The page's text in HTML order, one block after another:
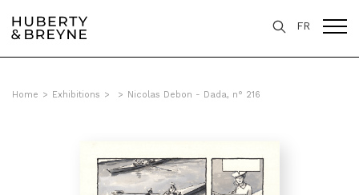
FR
Home > Exhibitions > > Nicolas Debon - Dada, n° 216